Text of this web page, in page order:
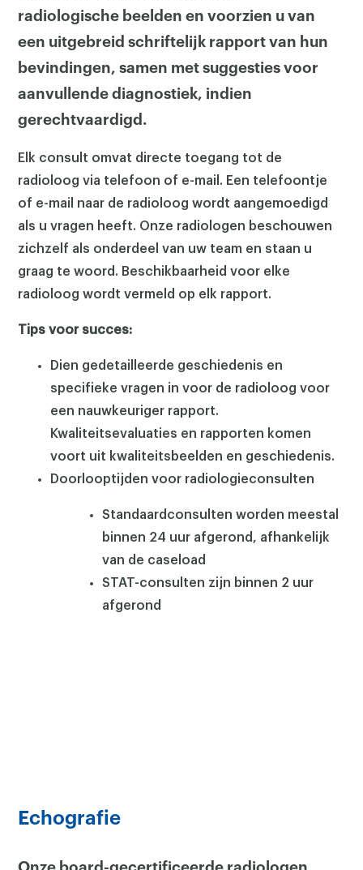
radiologische beelden en voorzien u van
een uitgebreid schriftelijk rapport van hun
bevindingen, samen met suggesties voor
aanvullende diagnostiek, indien
gerechtvaardigd.
Elk consult omvat directe toegang tot de
radioloog via telefoon of e-mail. Een telefoontje
of e-mail naar de radioloog wordt aangemoedigd
als u vragen heeft. Onze radiologen beschouwen
zichzelf als onderdeel van uw team en staan u
graag te woord. Beschikbaarheid voor elke
radioloog wordt vermeld op elk rapport.
Tips voor succes:
Dien gedetailleerde geschiedenis en
specifieke vragen in voor de radioloog voor
een nauwkeuriger rapport.
Kwaliteitsevaluaties en rapporten komen
voort uit kwaliteitsbeelden en geschiedenis.
Doorlooptijden voor radiologieconsulten
Standaardconsulten worden meestal
binnen 24 uur afgerond, afhankelijk
van de caseload
STAT-consulten zijn binnen 2 uur
afgerond
Echografie